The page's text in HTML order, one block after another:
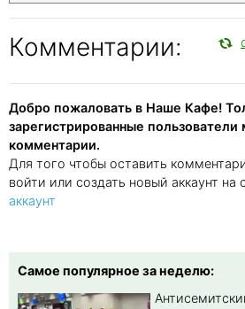
Комментарии:
Добро пожаловать в Наше Кафе!
зарегистрированные пользователи
комментарии.
Для того чтобы оставить
войти или создать новый аккаунт на
аккаунт
Самое популярное за неделю: